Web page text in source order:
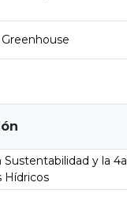
y la
Hídricos